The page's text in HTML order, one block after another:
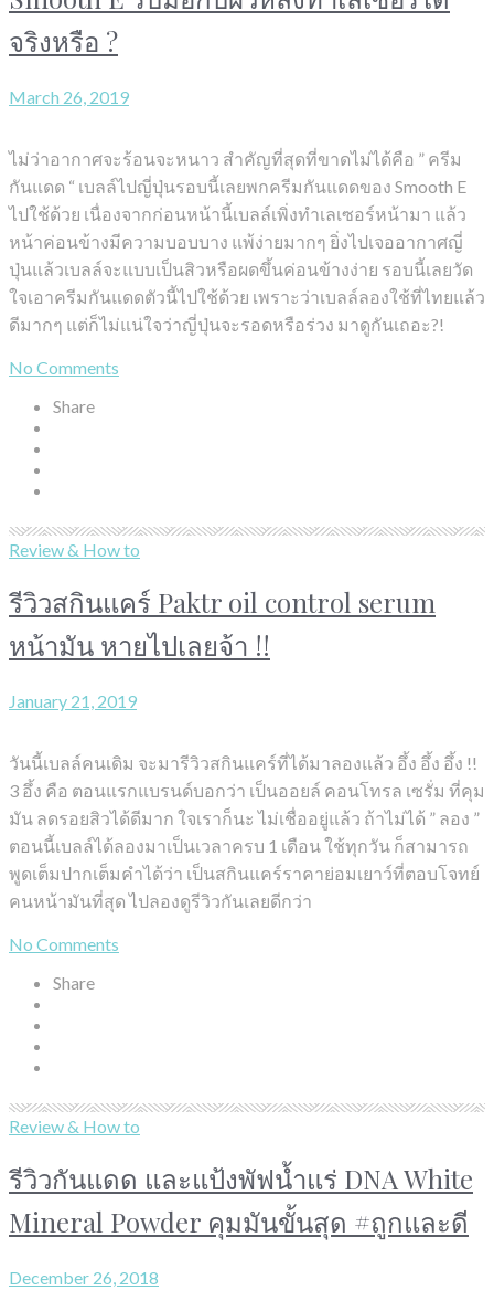
จริงหรือ ?
March 26, 2019
ไม่ว่าอากาศจะร้อนจะหนาว สำคัญที่สุดที่ขาดไม่ได้คือ ” ครีม
กันแดด “ เบลล์ไปญี่ปุ่นรอบนี้เลยพกครีมกันแดดของ Smooth E
ไปใช้ด้วย เนื่องจากก่อนหน้านี้เบลล์เพิ่งทำเลเซอร์หน้ามา แล้ว
หน้าค่อนข้างมีความบอบบาง แพ้ง่ายมากๆ ยิ่งไปเจออากาศญี่
ปุ่นแล้วเบลล์จะแบบเป็นสิวหรือผดขึ้นค่อนข้างง่าย รอบนี้เลยวัด
ใจเอาครีมกันแดดตัวนี้ไปใช้ด้วย เพราะว่าเบลล์ลองใช้ที่ไทยแล้ว
ดีมากๆ แต่ก็ไม่แน่ใจว่าญี่ปุ่นจะรอดหรือร่วง มาดูกันเถอะ?!
No Comments
Share
Review & How to
รีวิวสกินแคร์ Paktr oil control serum
หน้ามัน หายไปเลยจ้า !!
January 21, 2019
วันนี้เบลล์คนเดิม จะมารีวิวสกินแคร์ที่ได้มาลองแล้ว อึ้ง อึ้ง อึ้ง !!
3 อึ้ง คือ ตอนแรกแบรนด์บอกว่า เป็นออยล์ คอนโทรล เซรั่ม ที่คุม
มัน ลดรอยสิวได้ดีมาก ใจเราก็นะ ไม่เชื่ออยู่แล้ว ถ้าไม่ได้ ” ลอง ”
ตอนนี้เบลล์ได้ลองมาเป็นเวลาครบ 1 เดือน ใช้ทุกวัน ก็สามารถ
พูดเต็มปากเต็มคำได้ว่า เป็นสกินแคร์ราคาย่อมเยาว์ที่ตอบโจทย์
คนหน้ามันที่สุด ไปลองดูรีวิวกันเลยดีกว่า
No Comments
Share
Review & How to
รีวิวกันแดด และแป้งพัฟน้ำแร่ DNA White
Mineral Powder คุมมันขั้นสุด #ถูกและดี
December 26, 2018